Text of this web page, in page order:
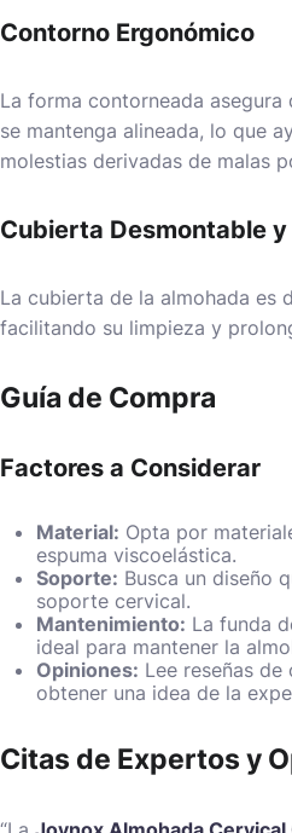
Contorno Ergonómico
La forma contorneada
se mantenga alineada, lo que
molestias derivadas de malas
Cubierta Desmontable
La cubierta de la almohada es
facilitando su limpieza y
Guía de Compra
Factores a Considerar
Material: Opta por
espuma viscoelástica.
Soporte: Busca un diseño
soporte cervical.
Mantenimiento: La funda
ideal para mantener la
Opiniones: Lee reseñas
obtener una idea de la
Citas de Expertos y